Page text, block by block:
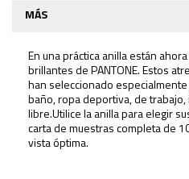
MÁS
En una práctica anilla están
brillantes de PANTONE. Estos
han seleccionado
baño, ropa deportiva, de
libre.Utilice la anilla para elegir
carta de muestras completa de
vista óptima.